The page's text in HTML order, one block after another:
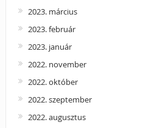
2023. március
2023. február
2023. január
2022. november
2022. október
2022. szeptember
2022. augusztus